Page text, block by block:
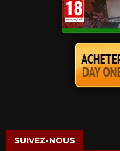
SUIVEZ-NOUS